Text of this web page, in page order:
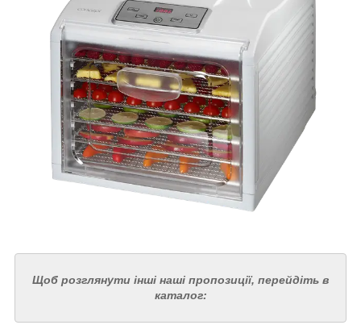
Щоб розглянути інші наші пропозиції, перейдіть в
каталог: